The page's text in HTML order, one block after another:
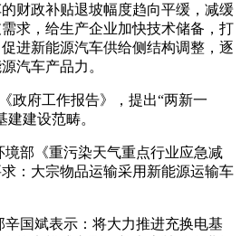
财政补贴退坡幅度趋向平缓，减缓
求，给生产企业加快技术储备，打
进新能源汽车供给侧结构调整，逐
汽车产品力。
政府工作报告》，提出“两新一
建设范畴。
境部《重污染天气重点行业应急减
：大宗物品运输采用新能源运输车
辛国斌表示：将大力推进充换电基